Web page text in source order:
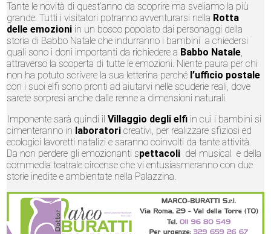
Tante le novità di quest’anno da scoprire ma sveliamo la più
grande. Tutti i visitatori potranno avventurarsi nella Rotta
delle emozioni in un bosco popolato dai personaggi della
storia di Babbo Natale che indurranno i bambini a chiedersi
quali sono i doni importanti da richiedere a Babbo Natale,
attraverso la scoperta di tutte le emozioni. Niente paura per chi
non ha potuto scrivere la sua letterina perché l’ufficio postale
con i suoi elfi sono pronti ad aiutarvi nelle scuderie reali, dove
sarete sorpresi anche dalle renne a dimensioni naturali.
Imponente sarà quindi ilVillaggio degli elfi in cui i bambini si
cimenteranno in laboratori creativi, per realizzare sfiziosi ed
ecologici lavoretti natalizi e saranno coinvolti da tante attività.
Da non perdere gli emozionanti spettacoli del musical e della
commedia teatrale circense che vi entusiasmeranno con due
storie inedite e ambientate nella Palazzina.